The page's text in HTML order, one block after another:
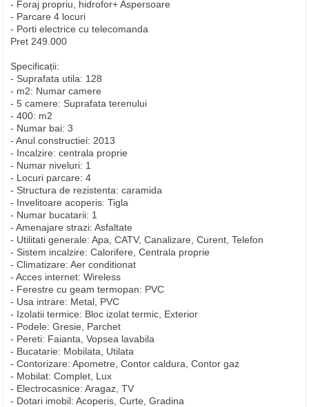
- Foraj propriu, hidrofor+ Aspersoare
- Parcare 4 locuri
- Porti electrice cu telecomanda
Pret 249.000
Specificații:
- Suprafata utila: 128
- m2: Numar camere
- 5 camere: Suprafata terenului
- 400: m2
- Numar bai: 3
- Anul constructiei: 2013
- Incalzire: centrala proprie
- Numar niveluri: 1
- Locuri parcare: 4
- Structura de rezistenta: caramida
- Invelitoare acoperis: Tigla
- Numar bucatarii: 1
- Amenajare strazi: Asfaltate
- Utilitati generale: Apa, CATV, Canalizare, Curent, Telefon
- Sistem incalzire: Calorifere, Centrala proprie
- Climatizare: Aer conditionat
- Acces internet: Wireless
- Ferestre cu geam termopan: PVC
- Usa intrare: Metal, PVC
- Izolatii termice: Bloc izolat termic, Exterior
- Podele: Gresie, Parchet
- Pereti: Faianta, Vopsea lavabila
- Bucatarie: Mobilata, Utilata
- Contorizare: Apometre, Contor caldura, Contor gaz
- Mobilat: Complet, Lux
- Electrocasnice: Aragaz, TV
- Dotari imobil: Acoperis, Curte, Gradina